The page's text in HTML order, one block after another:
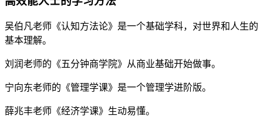
吴伯凡老师《认知方法论》是一个基础学科，对世界和人生的
基本理解。
刘润老师的《五分钟商学院》从商业基础开始做事。
宁向东老师的《管理学课》是一个管理学进阶版。
薛兆丰老师《经济学课》生动易懂。